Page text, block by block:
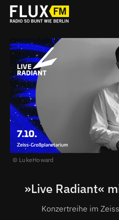
LukeHoward
»Live Radiant«
Konzertreihe im